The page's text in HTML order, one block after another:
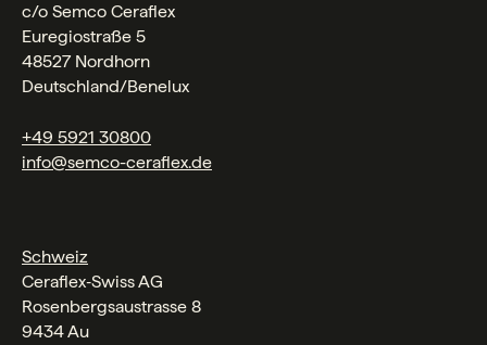
c/o Semco Ceraflex
Euregiostraße 5
48527 Nordhorn
Deutschland/Benelux
+49 5921 30800
info@semco-ceraflex.de
Schweiz
Ceraflex‑Swiss AG
Rosenbergsaustrasse 8
9434 Au